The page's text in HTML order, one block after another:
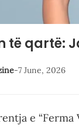
të qartë:
-7 June, 2026
e “Ferma